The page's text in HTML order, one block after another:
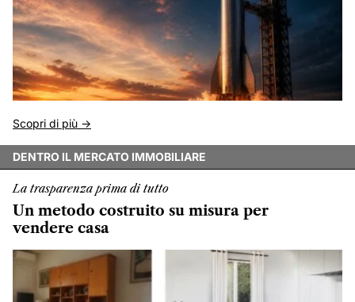
Scopri di più ->
DENTRO IL MERCATO IMMOBILIARE
La trasparenza prima di tutto
Un metodo costruito su misura per
vendere casa